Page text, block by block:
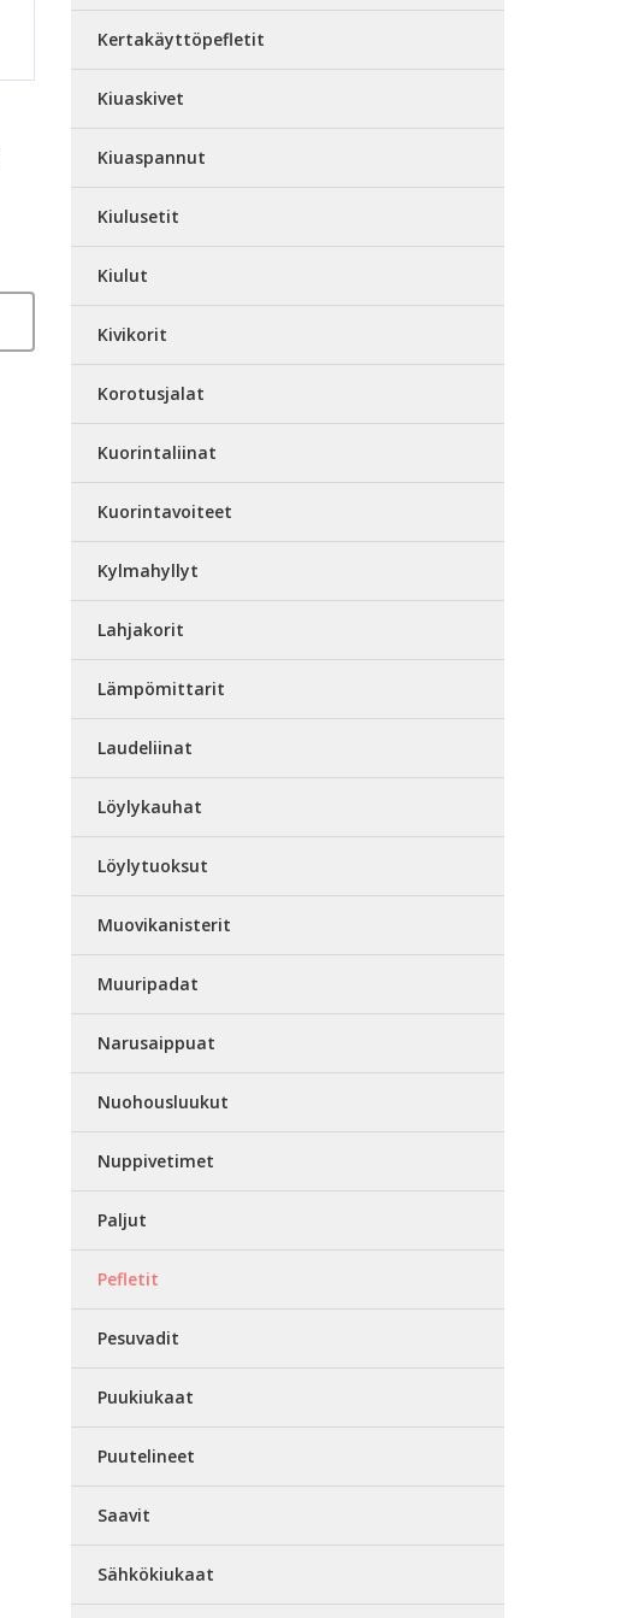
Kertakäyttöpefletit
Kiuaskivet
Kiuaspannut
Kiulusetit
Kiulut
Kivikorit
Korotusjalat
Kuorintaliinat
Kuorintavoiteet
Kylmahyllyt
Lahjakorit
Lämpömittarit
Laudeliinat
Löylykauhat
Löylytuoksut
Muovikanisterit
Muuripadat
Narusaippuat
Nuohousluukut
Nuppivetimet
Paljut
Pefletit
Pesuvadit
Puukiukaat
Puutelineet
Saavit
Sähkökiukaat